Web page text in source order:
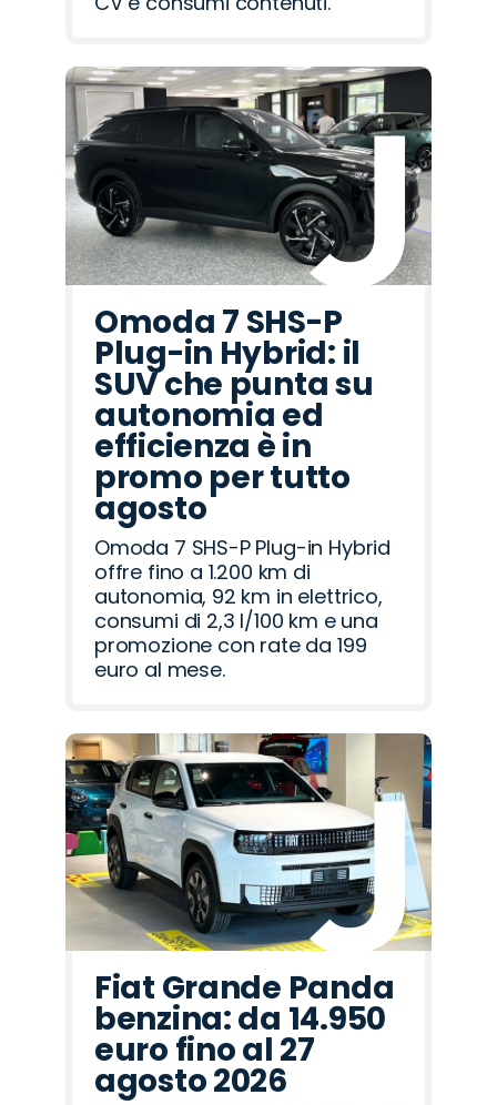
Omoda 7 SHS-P
Plug-in Hybrid: il
SUV che punta su
autonomia ed
efficienza è in
promo per tutto
agosto
Omoda 7 SHS-P Plug-in Hybrid
offre fino a 1.200 km di
autonomia, 92 km in elettrico,
consumi di 2,3 l/100 km e una
promozione con rate da 199
euro al mese.
Fiat Grande Panda
benzina: da 14.950
euro fino al 27
agosto 2026